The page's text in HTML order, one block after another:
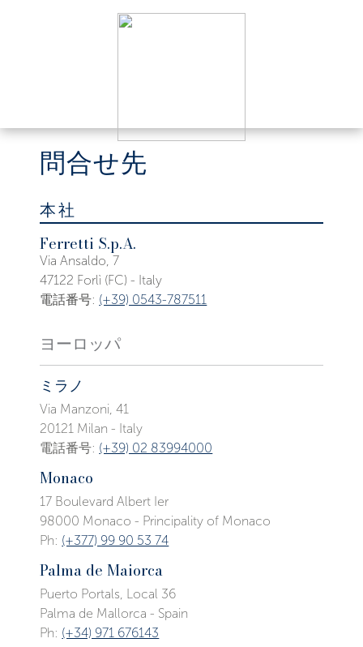
問合せ先
本社
Ferretti S.p.A.
Via Ansaldo, 7
47122 Forlì (FC) - Italy
電話番号: (+39) 0543-787511
ヨーロッパ
ミラノ
Via Manzoni, 41
20121 Milan - Italy
電話番号: (+39) 02 83994000
Monaco
17 Boulevard Albert Ier
98000 Monaco - Principality of Monaco
Ph: (+377) 99 90 53 74
Palma de Maiorca
Puerto Portals, Local 36
Palma de Mallorca - Spain
Ph: (+34) 971 676143